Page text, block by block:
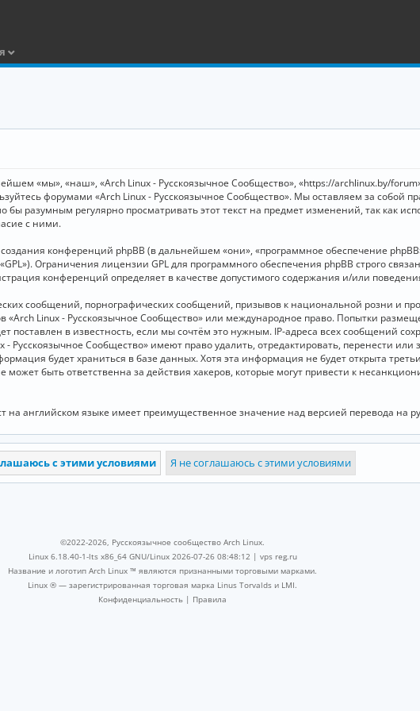
«мы», «наш», «Arch Linux - Русскоязычное Сообщество», «https://archlinux.by/
форумами «Arch Linux - Русскоязычное Сообщество». Мы оставляем за собой
разумным регулярно просматривать этот текст на предмет изменений, так как
с ними.
конференций phpBB (в дальнейшем «они», «программное обеспечение
Ограничения лицензии GPL для программного обеспечения phpBB строго
конференций определяет в качестве допустимого содержания и/или
сообщений, порнографических сообщений, призывов к национальной розни и
«Arch Linux - Русскоязычное Сообщество» или международное право. Попытки
в известность, если мы сочтём это нужным. IP-адреса всех сообщений
Русскоязычное Сообщество» имеют право удалить, отредактировать, перенести
будет храниться в базе данных. Хотя эта информация не будет открыта
быть ответственна за действия хакеров, которые могут привести к
английском языке имеет преимущественное значение над версией перевода на
©2022-2026, Русскоязычное сообщество Arch Linux.
Linux 6.18.40-1-lts x86_64 GNU/Linux 2026-07-26 08:48:12 | vps reg.ru
Название и логотип Arch Linux ™ являются признанными торговыми марками.
Linux ® — зарегистрированная торговая марка Linus Torvalds и LMI.
Конфиденциальность | Правила